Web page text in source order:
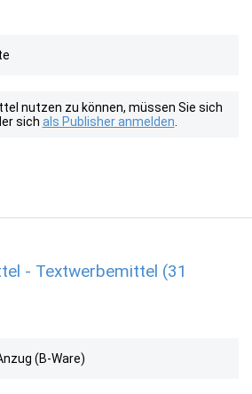
nutzen zu können, müssen Sie sich
sich als Publisher anmelden
- Textwerbemittel (31
(B-Ware)